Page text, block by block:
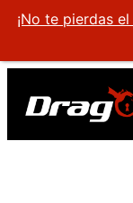
¡No te pierdas el